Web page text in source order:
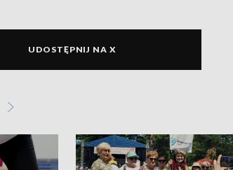
UDOSTĘPNIJ NA X